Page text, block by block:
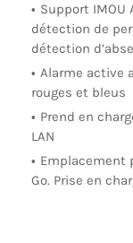
Support IMOU
détection de
détection
Alarme active
rouges et bleus
Prend en
LAN
Emplacement
Go. Prise en